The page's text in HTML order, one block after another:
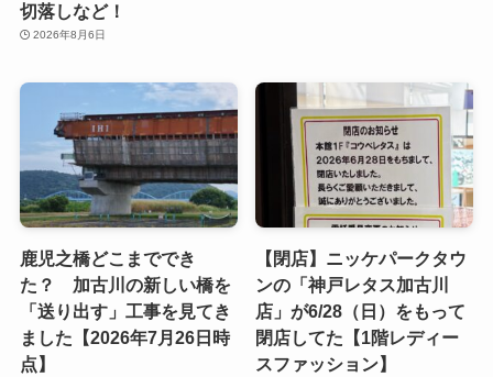
切落しなど！
2026年8月6日
鹿児之橋どこまででき
た？ 加古川の新しい橋を
「送り出す」工事を見てき
ました【2026年7月26日時
点】
【閉店】ニッケパークタウ
ンの「神戸レタス加古川
店」が6/28（日）をもって
閉店してた【1階レディー
スファッション】